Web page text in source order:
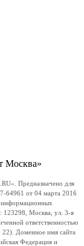
Москва»
Предназначено для
64961 от 04 марта 2016
информационных
123298, Москва, ул. 3-я
ответственностью
Доменное имя сайта
Федерация и